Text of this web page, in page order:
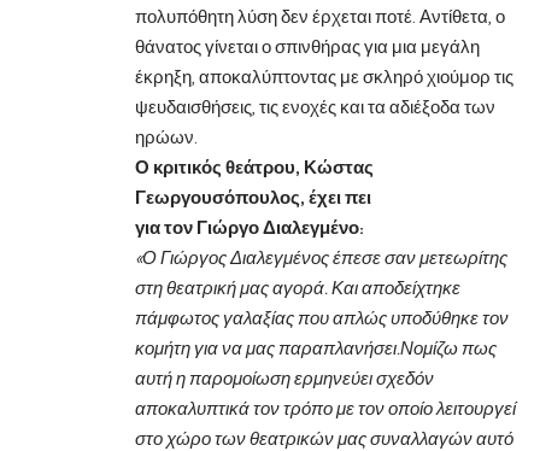
πολυπόθητη λύση δεν έρχεται ποτέ. Αντίθετα, ο
θάνατος γίνεται ο σπινθήρας για μια μεγάλη
έκρηξη, αποκαλύπτοντας με σκληρό χιούμορ τις
ψευδαισθήσεις, τις ενοχές και τα αδιέξοδα των
ηρώων.
Ο κριτικός θεάτρου, Κώστας
Γεωργουσόπουλος, έχει πει
για τον Γιώργο Διαλεγμένο:
«Ο Γιώργος Διαλεγμένος έπεσε σαν μετεωρίτης
στη θεατρική μας αγορά. Και αποδείχτηκε
πάμφωτος γαλαξίας που απλώς υποδύθηκε τον
κομήτη για να μας παραπλανήσει.Νομίζω πως
αυτή η παρομοίωση ερμηνεύει σχεδόν
αποκαλυπτικά τον τρόπο με τον οποίο λειτουργεί
στο χώρο των θεατρικών μας συναλλαγών αυτό